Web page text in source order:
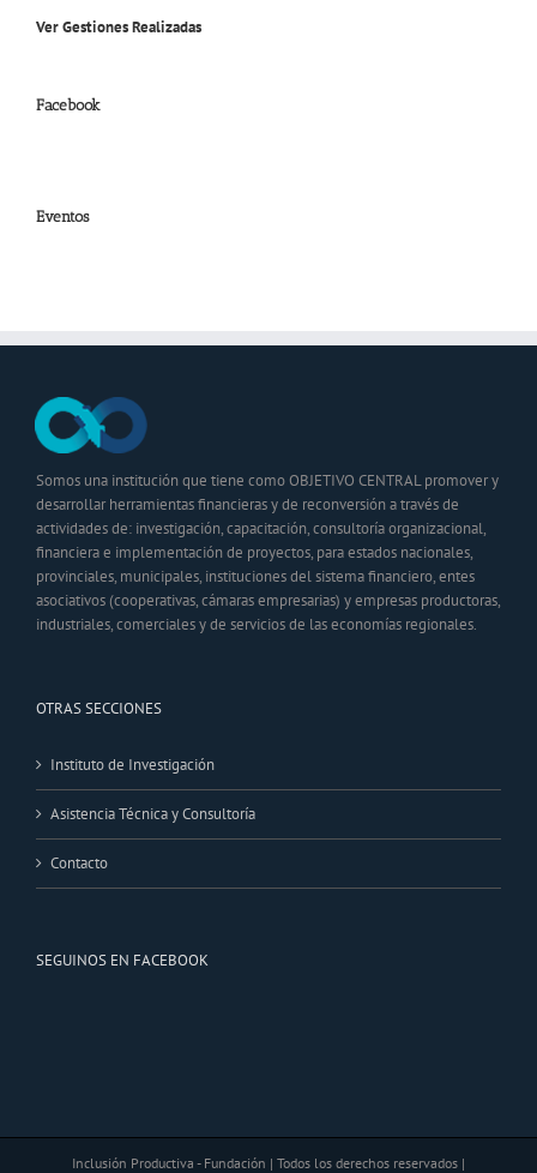
Ver Gestiones Realizadas
Facebook
Eventos
Somos una institución que tiene como OBJETIVO CENTRAL promover y
desarrollar herramientas financieras y de reconversión a través de
actividades de: investigación, capacitación, consultoría organizacional,
financiera e implementación de proyectos, para estados nacionales,
provinciales, municipales, instituciones del sistema financiero, entes
asociativos (cooperativas, cámaras empresarias) y empresas productoras,
industriales, comerciales y de servicios de las economías regionales.
OTRAS SECCIONES
Instituto de Investigación
Asistencia Técnica y Consultoría
Contacto
SEGUINOS EN FACEBOOK
Inclusión Productiva - Fundación | Todos los derechos reservados |